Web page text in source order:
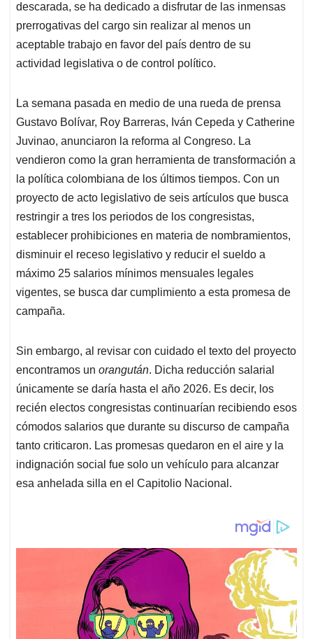
descarada, se ha dedicado a disfrutar de las inmensas
prerrogativas del cargo sin realizar al menos un
aceptable trabajo en favor del país dentro de su
actividad legislativa o de control político.
La semana pasada en medio de una rueda de prensa
Gustavo Bolívar, Roy Barreras, Iván Cepeda y Catherine
Juvinao, anunciaron la reforma al Congreso. La
vendieron como la gran herramienta de transformación a
la política colombiana de los últimos tiempos. Con un
proyecto de acto legislativo de seis artículos que busca
restringir a tres los periodos de los congresistas,
establecer prohibiciones en materia de nombramientos,
disminuir el receso legislativo y reducir el sueldo a
máximo 25 salarios mínimos mensuales legales
vigentes, se busca dar cumplimiento a esta promesa de
campaña.
Sin embargo, al revisar con cuidado el texto del proyecto
encontramos un orangután. Dicha reducción salarial
únicamente se daría hasta el año 2026. Es decir, los
recién electos congresistas continuarían recibiendo esos
cómodos salarios que durante su discurso de campaña
tanto criticaron. Las promesas quedaron en el aire y la
indignación social fue solo un vehículo para alcanzar
esa anhelada silla en el Capitolio Nacional.